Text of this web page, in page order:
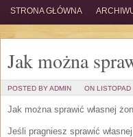
STRONA GŁÓWNA
Jak można
POSTED BY ADMIN ON
Jak można sprawić własnej
Jeśli pragniesz sprawić